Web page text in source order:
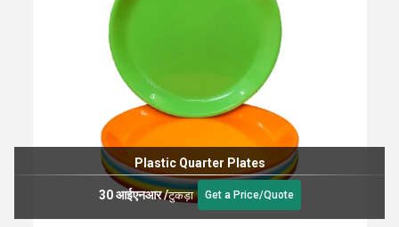
Plastic Quarter Plates
30 आईएनआर/टुकड़ा Get a Price/Quote